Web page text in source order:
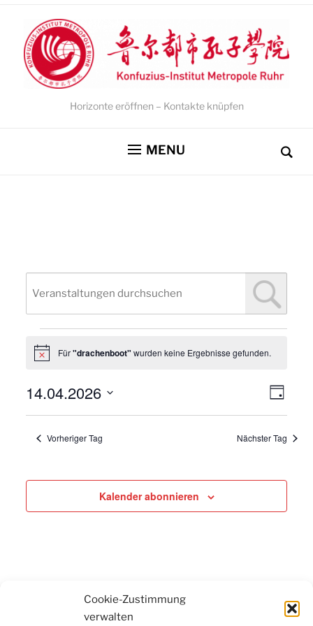
Cookie-Zustimmung
verwalten
Horizonte eröffnen – Kontakte knüpfen
MENU
Veranstaltungen
für
14.
April
2026
HinweisFür"drachenboot"wurden keine Ergebnisse gefunden.
Tag
14.04.2026
Datum
wählen.Vorheriger Tag Nächster Tag
Kalender abonnieren